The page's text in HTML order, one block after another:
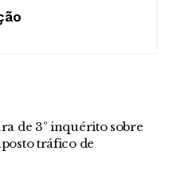
de 3º inquérito sobre
tráfico de